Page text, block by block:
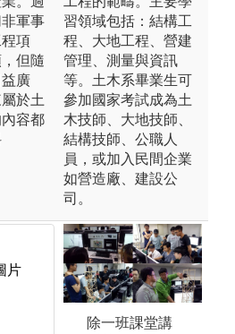
軍事
項
但隨
廣
於土
容都
習領域包括：結構工
程、大地工程、營建
管理、測量與資訊
等。土木系畢業生可
參加國家考試成為土
木技師、大地技師、
結構技師、公職人
員，或加入民間企業
如營造廠、建設公
司。
片
除一班課堂講